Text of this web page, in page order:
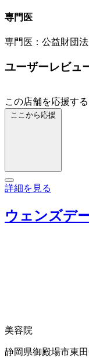
専門医
専門医：公益財団
ユーザーレビュ
この店舗を応援する
ここから応援
詳細を見る
ウェンズデ
美容院
静岡県御殿場市東